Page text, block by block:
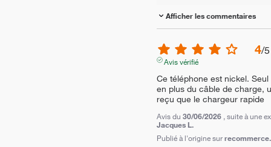
Afficher les commentaires
4/5
Avis vérifié
Ce téléphone est nickel.
en plus du câble de charge,
reçu que le chargeur rapide
Avis du 30/06/2026 , suite à une
Jacques L.
Publié à l'origine sur